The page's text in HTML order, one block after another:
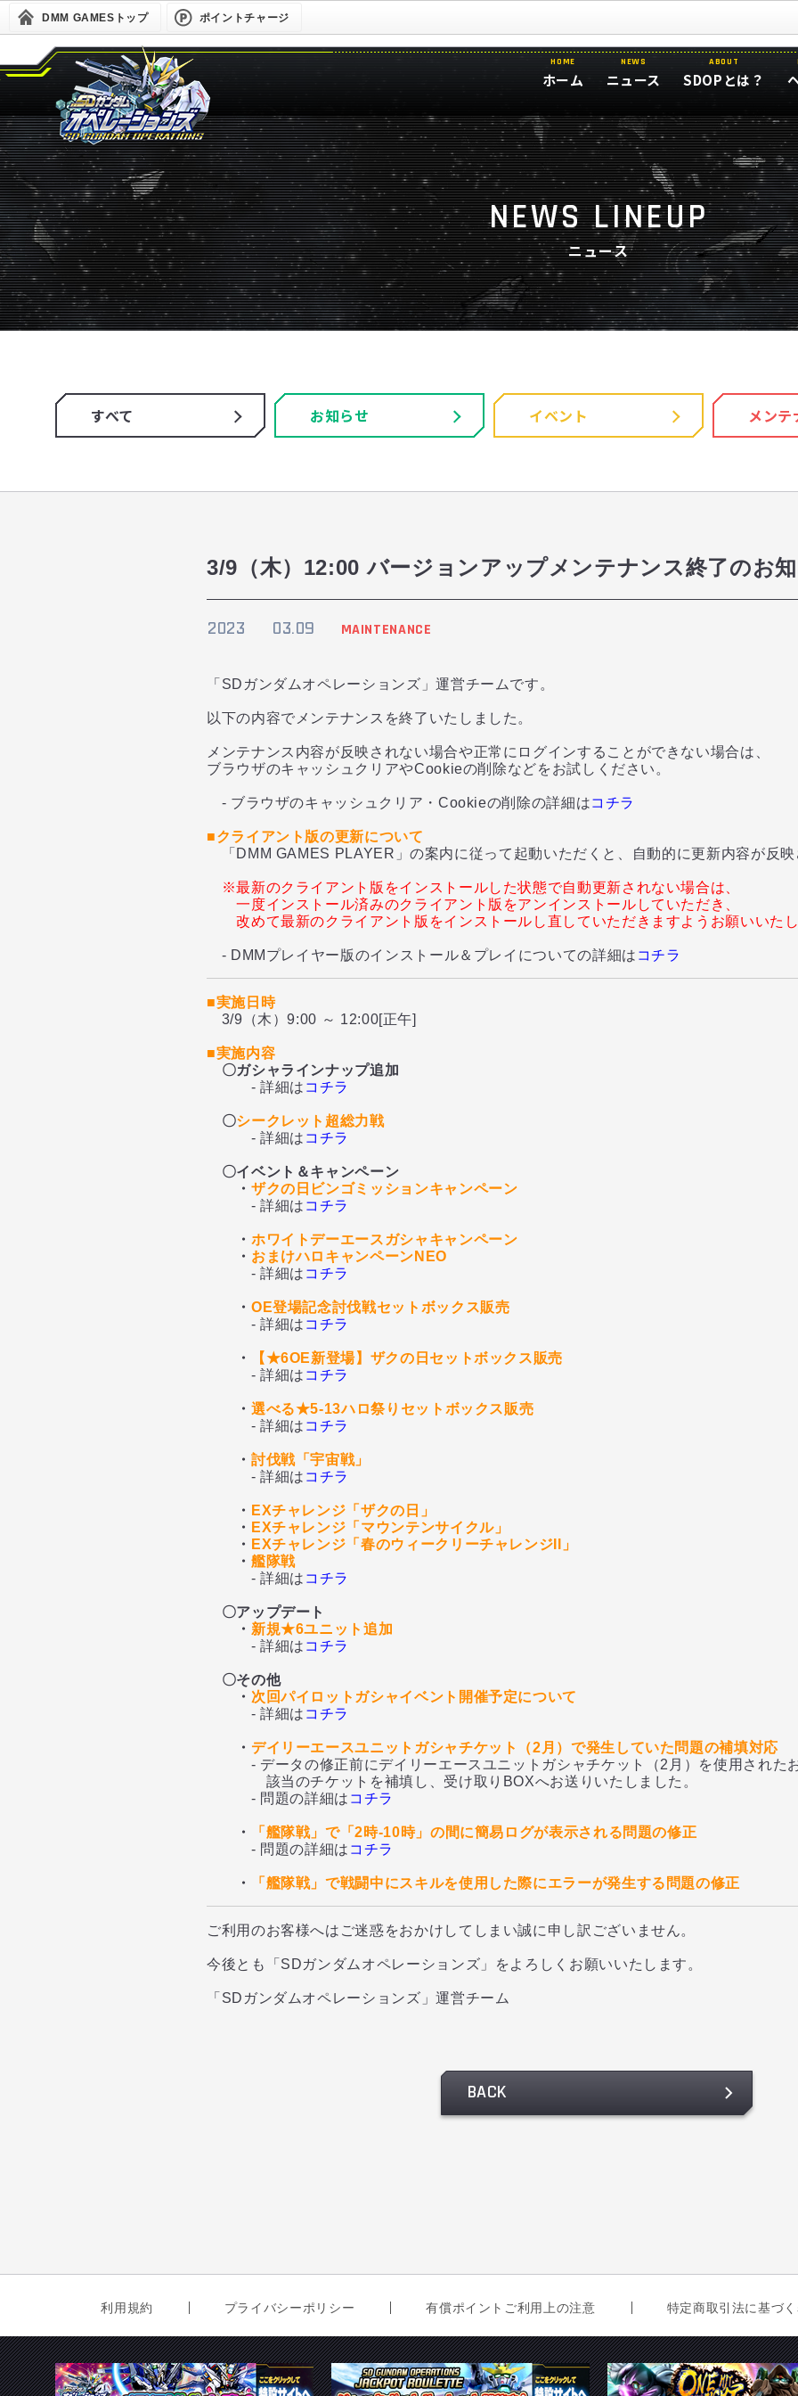
DMM GAMESトップ ポイントチャージ
HOME
ホーム
NEWS
ニュース
ABOUT
SDOPとは？
NEWS LINEUP
ニュース
すべて お知らせ イベント メンテ
3/9（木）12:00 バージョンアップメンテナンス終了のお
2023 03.09 MAINTENANCE
「SDガンダムオペレーションズ」運営チームです。
以下の内容でメンテナンスを終了いたしました。
メンテナンス内容が反映されない場合や正常にログインすることができない場合は、
ブラウザのキャッシュクリアやCookieの削除などをお試しください。
- ブラウザのキャッシュクリア・Cookieの削除の詳細はコチラ
■クライアント版の更新について
「DMM GAMES PLAYER」の案内に従って起動いただくと、自動的に更新内容が反映
※最新のクライアント版をインストールした状態で自動更新されない場合は、
一度インストール済みのクライアント版をアンインストールしていただき、
改めて最新のクライアント版をインストールし直していただきますようお願いいた
- DMMプレイヤー版のインストール＆プレイについての詳細は コチラ
■実施日時
3/9（木）9:00 ～ 12:00[正午]
■実施内容
〇ガシャラインナップ追加
- 詳細は コチラ
〇シークレット超総力戦
- 詳細は コチラ
〇イベント＆キャンペーン
・ ザクの日ビンゴミッションキャンペーン
- 詳細は コチラ
・ ホワイトデーエースガシャキャンペーン
・ おまけハロキャンペーンNEO
- 詳細は コチラ
・ OE登場記念討伐戦セットボックス販売
- 詳細は コチラ
・
【★6OE新登場】ザクの日セットボックス販売
- 詳細は コチラ
・ 選べる★5-13ハロ祭りセットボックス販売
- 詳細は コチラ
・ 討伐戦「宇宙戦」
- 詳細は コチラ
・ EXチャレンジ「ザクの日」
・ EXチャレンジ「マウンテンサイクル」
・ EXチャレンジ「春のウィークリーチャレンジII」
・ 艦隊戦
- 詳細は コチラ
〇アップデート
・ 新規★6ユニット追加
- 詳細は コチラ
〇その他
・ 次回パイロットガシャイベント開催予定について
- 詳細は コチラ
・ デイリーエースユニットガシャチケット（2月）で発生していた問題の補填対応
- データの修正前にデイリーエースユニットガシャチケット（2月）を使用されたお
該当のチケットを補填し、受け取りBOXへお送りいたしました。
- 問題の詳細は コチラ
・
「艦隊戦」で「2時-10時」の間に簡易ログが表示される問題の修正
- 問題の詳細は コチラ
・ 「艦隊戦」で戦闘中にスキルを使用した際にエラーが発生する問題の修正
ご利用のお客様へはご迷惑をおかけしてしまい誠に申し訳ございません。
今後とも「SDガンダムオペレーションズ」をよろしくお願いいたします。
「SDガンダムオペレーションズ」運営チーム
BACK
利用規約 プライバシーポリシー 有償ポイントご利用上の注意 特定商取引法に基づ